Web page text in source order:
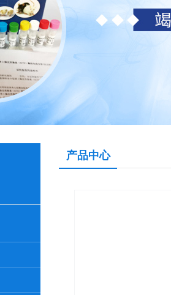
产品中心